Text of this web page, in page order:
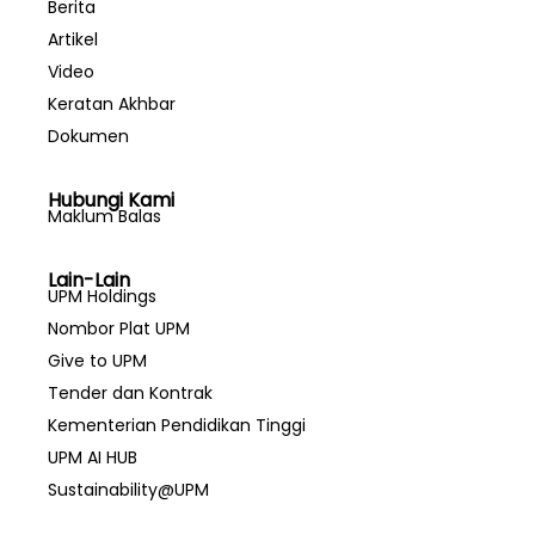
Berita
Artikel
Video
Keratan Akhbar
Dokumen
Hubungi Kami
Maklum Balas
Lain-Lain
UPM Holdings
Nombor Plat UPM
Give to UPM
Tender dan Kontrak
Kementerian Pendidikan Tinggi
UPM AI HUB
Sustainability@UPM